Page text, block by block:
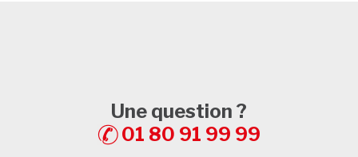
Une question ?
01 80 91 99 99